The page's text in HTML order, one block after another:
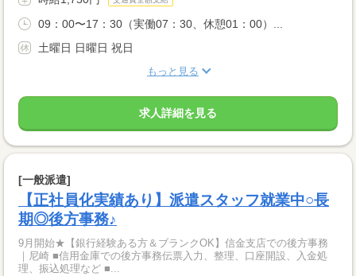
09：00〜17：30（実働07：30、休憩01：00）...
土曜日 日曜日 祝日
もっと見る
求人詳細を見る
[一般派遣]
【正社員化実績あり】派遣スタッフ就業中○長
期◎後方事務♪
9月開始★【銀行経験ある方＆ブランクOK】信金支店での後方事務
｜尼崎 ■信用金庫での後方事務伝票入力、整理、口座開設、入金処
理、振込処理など ■...